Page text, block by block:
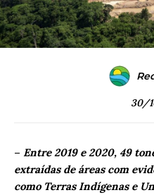
30/
– Entre 2019 e 2020, 49
extraídas de áreas com
como Terras Indígenas e